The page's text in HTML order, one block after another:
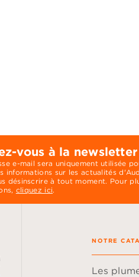
vous à la newsletter
e-mail sera uniquement utilisée
informations sur les actualités
désinscrire à tout moment. Pour
cliquez ici.
NOTRE
Les